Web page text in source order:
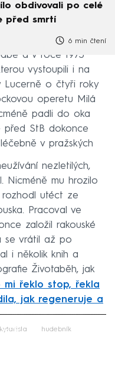
obdivovali po celé
před smrtí
6 min čtení
a v roce 1973
vystoupili i na
Lucerně o čtyři roky
operetu Milá
padli do oka
před StB dokonce
v pražských
nezletilých,
Nicméně mu hrozilo
utéct ze
Pracoval ve
založil rakouské
se vrátil až po
i několik knih a
Životaběh, jak
mi řeklo stop, řekla
jak regeneruje a
kytarista hudebník